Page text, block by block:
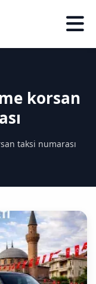
korsan
taksi numarası